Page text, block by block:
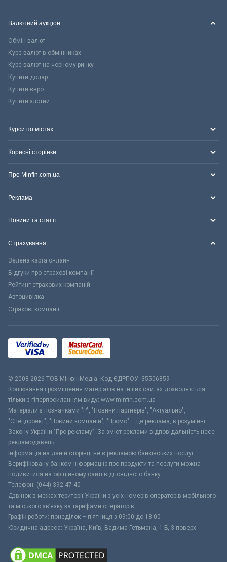
Валютний аукціон
Обмін валют
Курс валют в обмінниках
Курс валют на чорному ринку
Купити долар
Купити євро
Купити злотий
Курси по містах
Корисні сторінки
Про Minfin.com.ua
Реклама
Новини та статті
Страхування
Зелена карта онлайн
Відгуки про страхові компанії
Рейтинг страхових компаній
Автоцивілка
Страхові компанії
© 2008-2026 ТОВ МiнфiнМедiа. Код ЄДРПОУ: 35506859
Копіювання і розміщення матеріалів на інших сайтах дозволяється
тільки з гіперпосиланням виду: www.minfin.com.ua
Матеріали з позначками "Р", "Новини партнерів", "Актуально",
"Спецпроект", "Новини компаній", "Промо" – це реклама, в розумінні
Закону України "Про рекламу". За зміст реклами відповідальність несе
рекламодавець.
Інформація на даній сторінці не є рекламою банківських послуг.
Верифіковану банком інформацію про продукти та послуги можна
подивитися на офіційному сайті відповідного банку.
Телефон: (044) 392-47-40
Дзвінок в межах території України з усіх номерів операторів мобільного
та міського зв’язку за тарифами операторів
Графік роботи: понеділок – п’ятниця з 09:00 до 18:00
Юридична адреса: Україна, Київ, Вадима Гетьмана, 1-Б, 3 поверх